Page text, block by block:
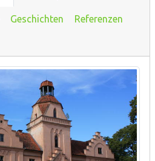
Geschichten Referenzen